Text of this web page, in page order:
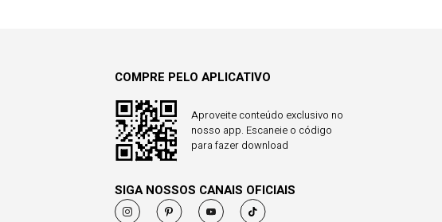
COMPRE PELO APLICATIVO
Aproveite conteúdo exclusivo no
nosso app. Escaneie o código
para fazer download
SIGA NOSSOS CANAIS OFICIAIS